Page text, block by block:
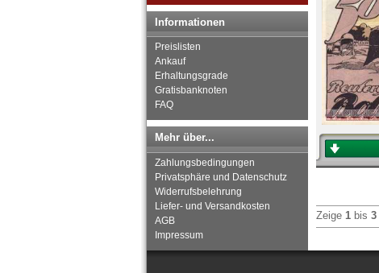
Brieg
Broacker
Brüel
Brühl
Brunde - Rothenkrug
Brunshaupten
Buchau
Bückeburg
Büdelsdorf
Buer
Bullenkuhlen
Burg an der Wupper
Burg auf Fehmarn
Burg b. Magdeburg
Burg in Süderdithmarschen
Bürgel
Informationen
Preislisten
Ankauf
Erhaltungsgrade
Gratisbanknoten
FAQ
Mehr über...
Zahlungsbedingungen
Privatsphäre und Datenschutz
Widerrufsbelehrung
Liefer- und Versandkosten
AGB
Impressum
Zeige 1 bis 3